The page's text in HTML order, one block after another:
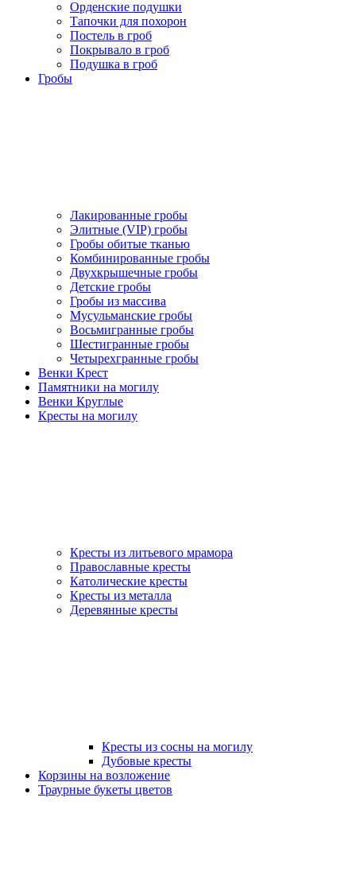
Орденские подушки
Тапочки для похорон
Постель в гроб
Покрывало в гроб
Подушка в гроб
Гробы
Лакированные гробы
Элитные (VIP) гробы
Гробы обитые тканью
Комбинированные гробы
Двухкрышечные гробы
Детские гробы
Гробы из массива
Мусульманские гробы
Восьмигранные гробы
Шестигранные гробы
Четырехгранные гробы
Венки Крест
Памятники на могилу
Венки Круглые
Кресты на могилу
Кресты из литьевого мрамора
Православные кресты
Католические кресты
Кресты из металла
Деревянные кресты
Кресты из сосны на могилу
Дубовые кресты
Корзины на возложение
Траурные букеты цветов